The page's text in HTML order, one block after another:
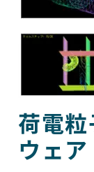
荷電
ウェア